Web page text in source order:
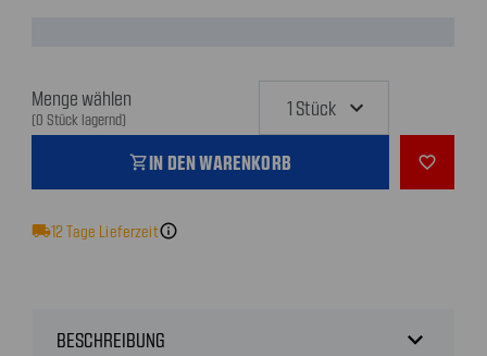
Menge wählen
(0 Stück lagernd)
shopping_cartIN DEN WARENKORB favorite_outline
local_shipping12Tage Lieferzeitinfo
BESCHREIBUNG expand_more